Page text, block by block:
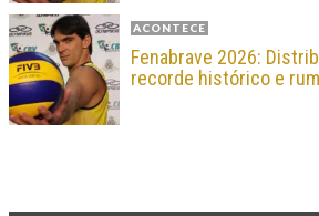
ACONTECE
Fenabrave 2026:
recorde histórico e